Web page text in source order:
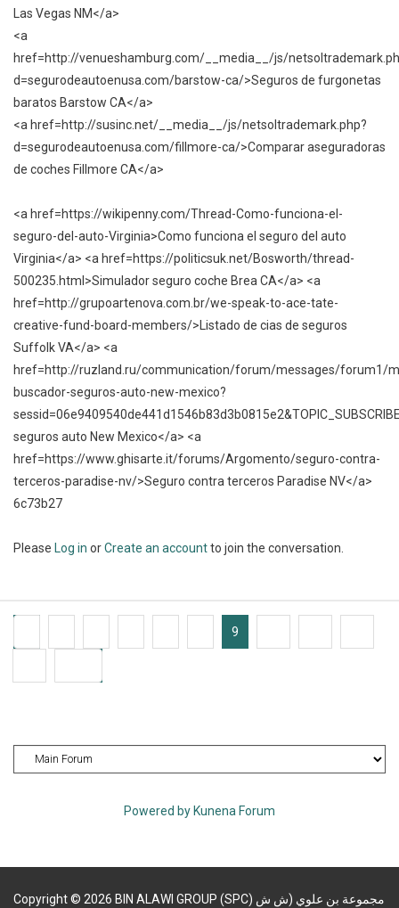
Las Vegas NM</a>
<a
href=http://venueshamburg.com/__media__/js/
d=segurodeautoenusa.com/barstow-ca/>Seguros de furgonetas
baratos Barstow CA</a>
<a href=http://susinc.net/__media__/js/netsoltrademark.php?
d=segurodeautoenusa.com/fillmore-ca/>Comparar aseguradoras
de coches Fillmore CA</a>
<a href=https://wikipenny.com/Thread-Como-funciona-el-
seguro-del-auto-Virginia>Como funciona el seguro del auto
Virginia</a> <a href=https://politicsuk.net/Bosworth/thread-
500235.html>Simulador seguro coche Brea CA</a> <a
href=http://grupoartenova.com.br/we-speak-to-ace-tate-
creative-fund-board-members/>Listado de cias de seguros
Suffolk VA</a> <a
href=http://ruzland.ru/communication/forum/messages/forum1/
buscador-seguros-auto-new-mexico?
seguros auto New Mexico</a> <a
href=https://www.ghisarte.it/forums/Argomento/seguro-contra-
terceros-paradise-nv/>Seguro contra terceros Paradise NV</a>
6c73b27
Please Log in orCreate an accountto join the conversation.
9
Powered by Kunena Forum
Copyright© 2026 BIN ALAWI GROUP (SPC) مجموعة بن علوي (ش ش